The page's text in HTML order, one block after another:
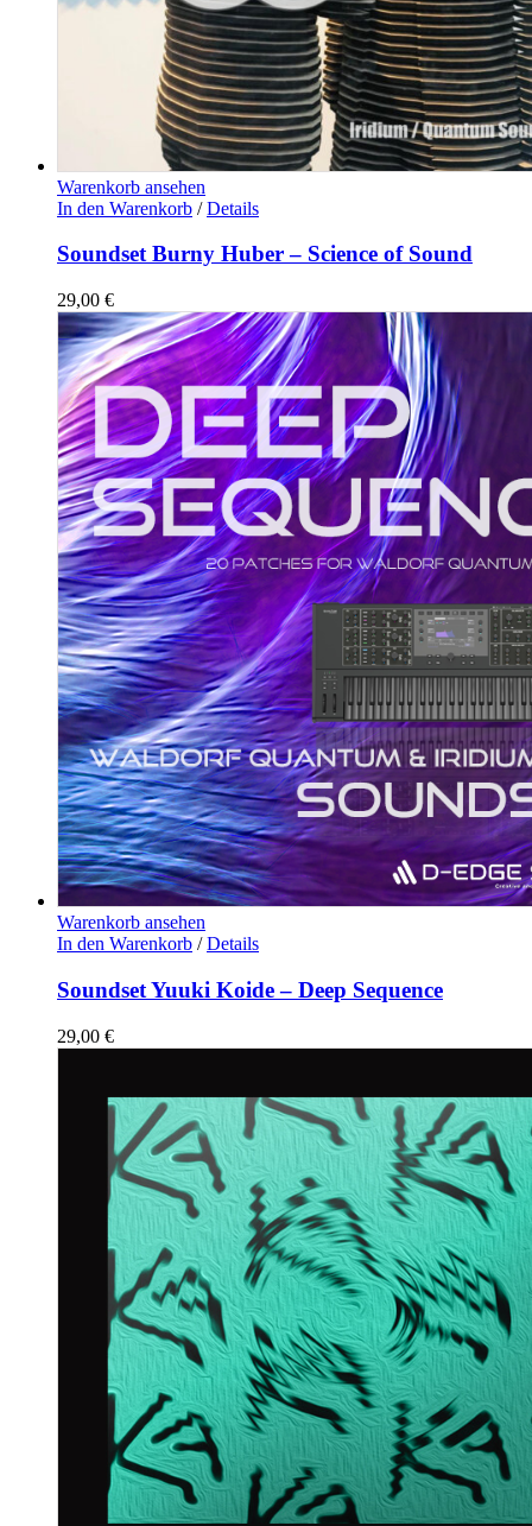
Warenkorb ansehen
In den Warenkorb / Details
Soundset Burny Huber – Science of Sound
29,00 €
Warenkorb ansehen
In den Warenkorb / Details
Soundset Yuuki Koide – Deep Sequence
29,00 €